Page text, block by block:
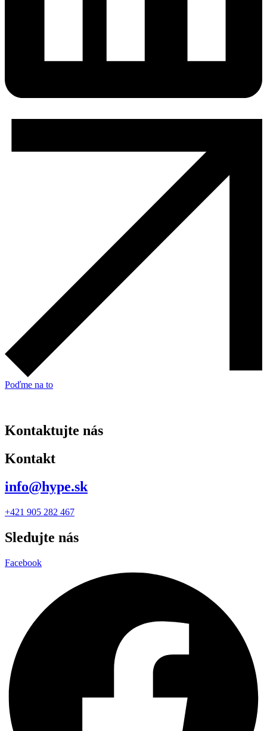
Poďme na to
Kontaktujte nás
Kontakt
info@hype.sk
+421 905 282 467
Sledujte nás
Facebook